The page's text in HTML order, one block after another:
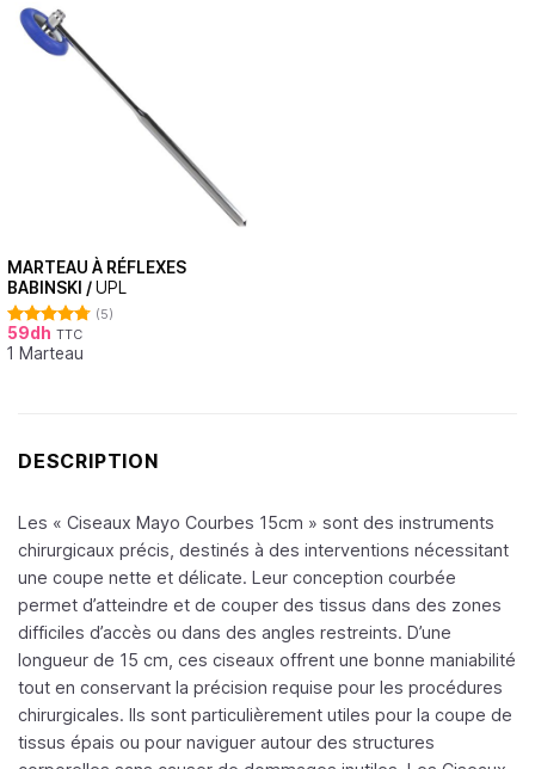
MARTEAU À RÉFLEXES
BABINSKI /UPL
Note4.80
sur 5
(5)
59dh TTC
1 Marteau
DESCRIPTION
Les « Ciseaux Mayo Courbes 15cm » sont des instruments
chirurgicaux précis, destinés à des interventions nécessitant
une coupe nette et délicate. Leur conception courbée
permet d’atteindre et de couper des tissus dans des zones
difficiles d’accès ou dans des angles restreints. D’une
longueur de 15 cm, ces ciseaux offrent une bonne maniabilité
tout en conservant la précision requise pour les procédures
chirurgicales. Ils sont particulièrement utiles pour la coupe de
tissus épais ou pour naviguer autour des structures